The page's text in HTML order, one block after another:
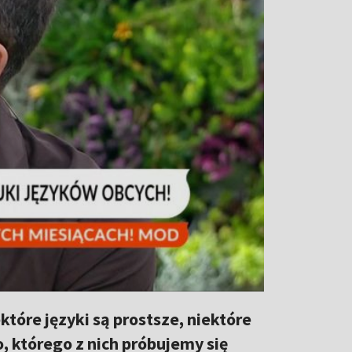
języki są prostsze, niektóre
którego z nich próbujemy się